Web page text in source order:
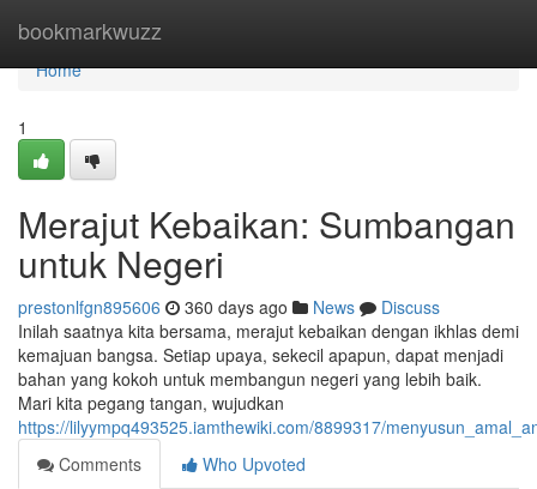
bookmarkwuzz
Home
Home
1
Merajut Kebaikan: Sumbangan
untuk Negeri
prestonlfgn895606 360 days ago News
Discuss
Inilah saatnya kita bersama, merajut kebaikan dengan ikhlas demi
kemajuan bangsa. Setiap upaya, sekecil apapun, dapat menjadi
bahan yang kokoh untuk membangun negeri yang lebih baik.
Mari kita pegang tangan, wujudkan
https://lilyympq493525.iamthewiki.com/8899317/
Comments
Who Upvoted